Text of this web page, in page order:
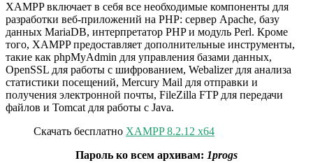
XAMPP включает в себя все необходимые компоненты для
разработки веб-приложений на PHP: сервер Apache, базу
данных MariaDB, интерпретатор PHP и модуль Perl. Кроме
того, XAMPP предоставляет дополнительные инструменты,
такие как phpMyAdmin для управления базами данных,
OpenSSL для работы с шифрованием, Webalizer для анализа
статистики посещений, Mercury Mail для отправки и
получения электронной почты, FileZilla FTP для передачи
файлов и Tomcat для работы с Java.
Скачать бесплатно XAMPP 8.2.12 x64
Пароль ко всем архивам: 1progs